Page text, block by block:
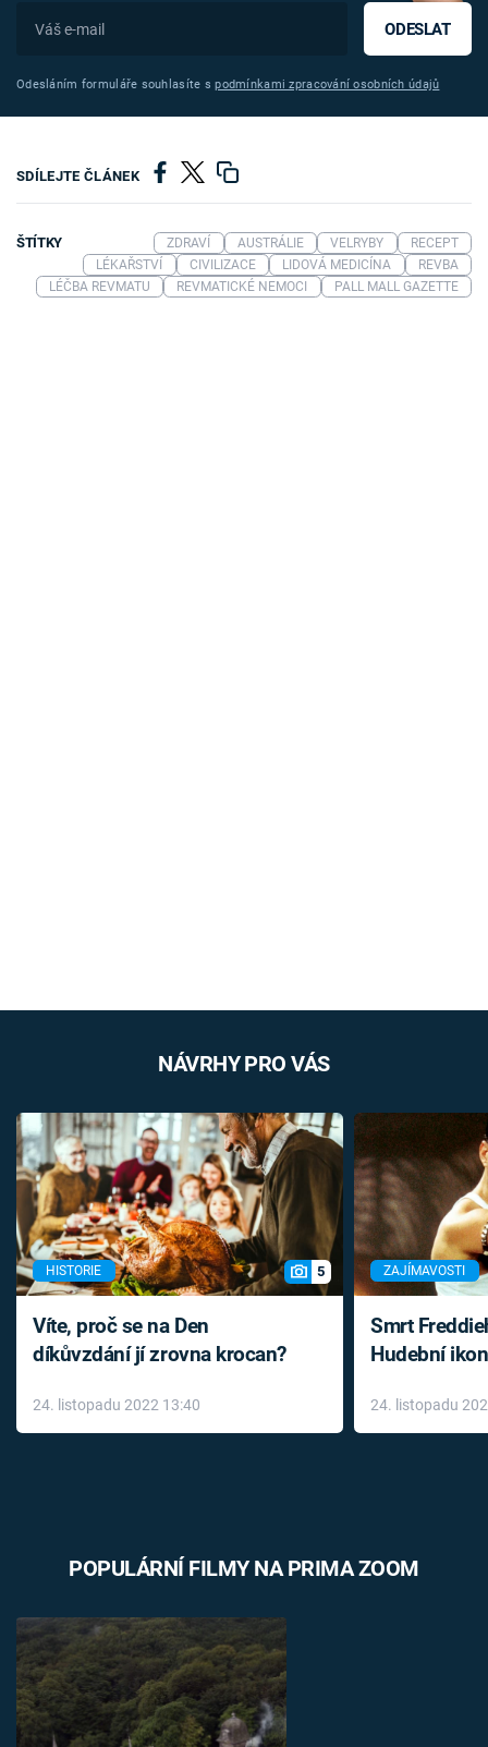
ODESLAT
Odesláním formuláře souhlasíte spodmínkami zpracování osobních údajů
SDÍLEJTE ČLÁNEK
ŠTÍTKY ZDRAVÍ AUSTRÁLIE VELRYBY
RECEPT
LÉKAŘSTVÍ
CIVILIZACE LIDOVÁ MEDICÍNA
REVBA
LÉČBA REVMATU
REVMATICKÉ NEMOCI PALL MALL GAZETTE
NÁVRHY PRO VÁS
HISTORIE 5
Víte, proč se na Den
díkůvzdání jí zrovna krocan?
24. listopadu 2022 13:40
ZAJÍMAVOSTI
Smrt
Hudební
léky
24. listopadu
POPULÁRNÍ FILMY NA PRIMA ZOOM